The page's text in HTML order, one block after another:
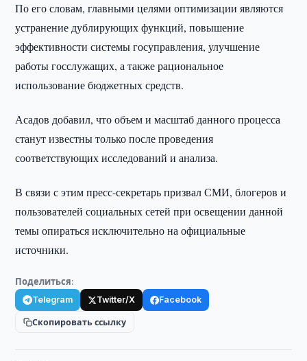
По его словам, главными целями оптимизации являются
устранение дублирующих функций, повышение
эффективности системы госуправления, улучшение
работы госслужащих, а также рациональное
использование бюджетных средств.
Асадов добавил, что объем и масштаб данного процесса
станут известны только после проведения
соответствующих исследований и анализа.
В связи с этим пресс-секретарь призвал СМИ, блогеров и
пользователей социальных сетей при освещении данной
темы опираться исключительно на официальные
источники.
Поделиться:
Telegram Twitter/X Facebook
Скопировать ссылку